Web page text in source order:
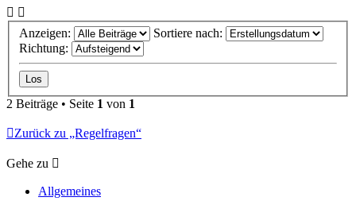
Anzeigen:
Sortiere nach:
Richtung:
2 Beiträge • Seite 1 von 1
Zurück zu „Regelfragen“
Gehe zu
Allgemeines